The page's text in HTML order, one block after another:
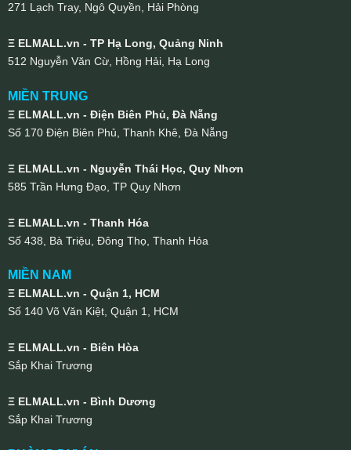
271 Lạch Tray, Ngô Quyền, Hải Phòng
Ξ ELMALL.vn - TP Hạ Long, Quảng Ninh
512 Nguyễn Văn Cừ, Hồng Hải, Hạ Long
MIỀN TRUNG
Ξ ELMALL.vn - Điện Biên Phủ, Đà Nẵng
Số 170 Điện Biên Phủ, Thanh Khê, Đà Nẵng
Ξ ELMALL.vn - Nguyễn Thái Học, Quy Nhơn
585 Trần Hưng Đạo, TP Quy Nhơn
Ξ ELMALL.vn - Thanh Hóa
Số 438, Bà Triệu, Đông Thọ, Thanh Hóa
MIỀN NAM
Ξ ELMALL.vn - Quận 1, HCM
Số 140 Võ Văn Kiệt, Quận 1, HCM
Ξ ELMALL.vn - Biên Hòa
Sắp Khai Trương
Ξ ELMALL.vn - Bình Dương
Sắp Khai Trương